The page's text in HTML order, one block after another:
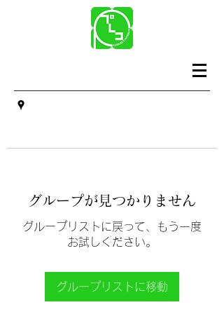
グループが見つかりません
グループリストに戻って、もう一度
お試しください。
グループリストに移動